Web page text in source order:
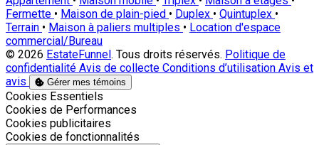
Fermette • Maison de plain-pied • Duplex • Quintuplex •
Terrain • Maison à paliers multiples • Location d'espace
commercial/Bureau
© 2026 EstateFunnel . Tous droits réservés. Politique de
confidentialité Avis de collecte Conditions d’utilisation Avis et
avis
Gérer mes témoins
Activer
Cookies Essentiels
Activer
Cookies de Performances
Activer
Cookies publicitaires
Activer
Cookies de fonctionnalités